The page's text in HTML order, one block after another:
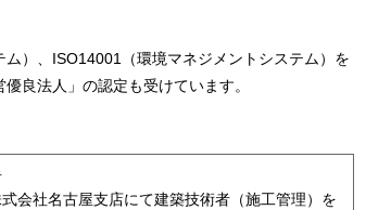
）、ISO14001（環境マネジメントシステム）を
良法人」の認定も受けています。
会社名古屋支店にて建築技術者（施工管理）を